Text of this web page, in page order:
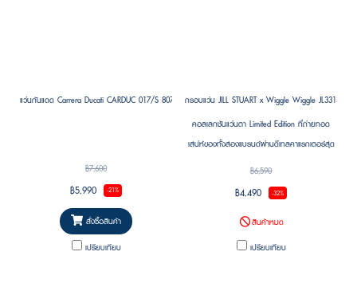
แว่นกันแดด Carrera Ducati CARDUC 017/S 807 BLACK Size 130
฿7,600
฿5,990 -21%
สั่งซื้อสินค้า
เปรียบเทียบ
กรอบแว่น JILL STUART x Wiggle Wiggle JL33135X
คอลเลกชันแว่นตา Limited Edition ที่ถ่ายทอด
เสน่ห์ของทั้งสองแบรนด์ผ่านดีเทลคาแรกเตอร์สุด
น่ารัก บนงานออกแบบพรีเมียมที่สวมใส่ง่าย
฿6,590
฿4,490 -32%
สินค้าหมด
เปรียบเทียบ